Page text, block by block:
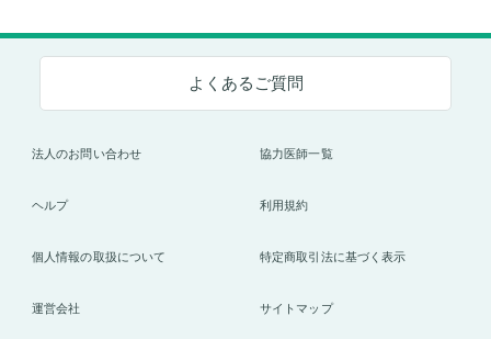
よくあるご質問
法人のお問い合わせ 協力医師一覧
ヘルプ 利用規約
個人情報の取扱について 特定商取引法に基づく表示
運営会社 サイトマップ